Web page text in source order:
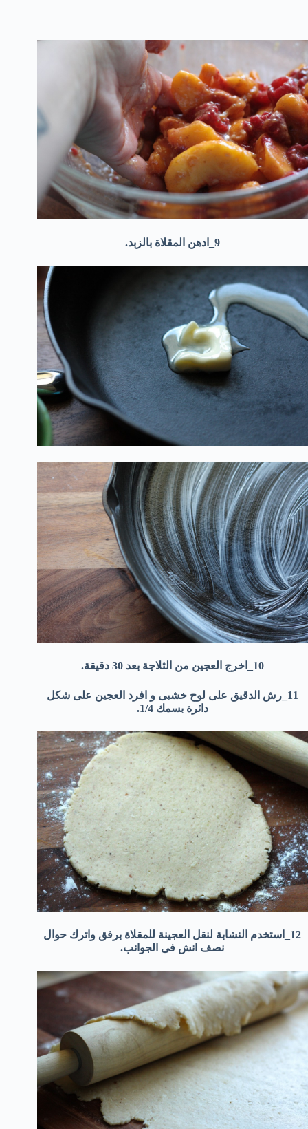
9_ادهن المقلاة بالزبد.
10_اخرج العجين من الثلاجة بعد 30 دقيقة.
11_رش الدقيق على لوح خشبى و افرد العجين على شكل
دائرة بسمك 1/4.
12_استخدم النشابة لنقل العجينة للمقلاة برفق واترك حوال
نصف انش فى الجوانب.